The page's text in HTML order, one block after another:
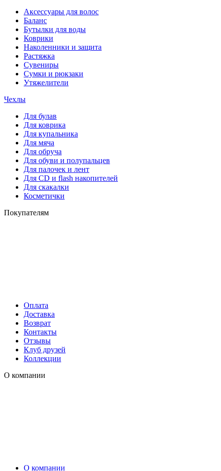
Аксессуары для волос
Баланс
Бутылки для воды
Коврики
Наколенники и защита
Растяжка
Сувениры
Сумки и рюкзаки
Утяжелители
Чехлы
Для булав
Для коврика
Для купальника
Для мяча
Для обруча
Для обуви и полупальцев
Для палочек и лент
Для СD и flash накопителей
Для скакалки
Косметички
Покупателям
Оплата
Доставка
Возврат
Контакты
Отзывы
Клуб друзей
Коллекции
О компании
О компании